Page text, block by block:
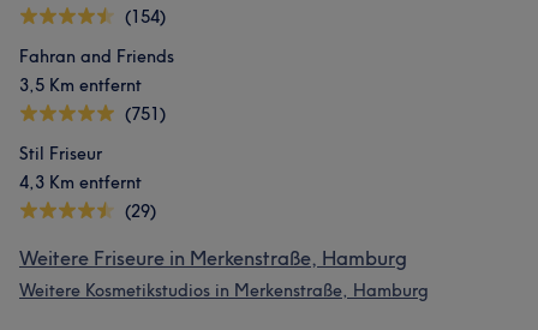
(154)
Fahran and Friends
3,5 Km entfernt
(751)
Stil Friseur
4,3 Km entfernt
(29)
Weitere Friseure in Merkenstraße, Hamburg
Weitere Kosmetikstudios in Merkenstraße, Hamburg